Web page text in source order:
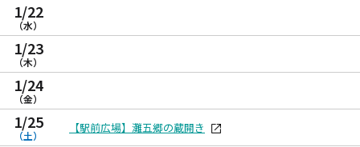
1/22
（水）
1/23
（木）
1/24
（金）
1/25
（土）
【駅前広場】灘五郷の蔵開き